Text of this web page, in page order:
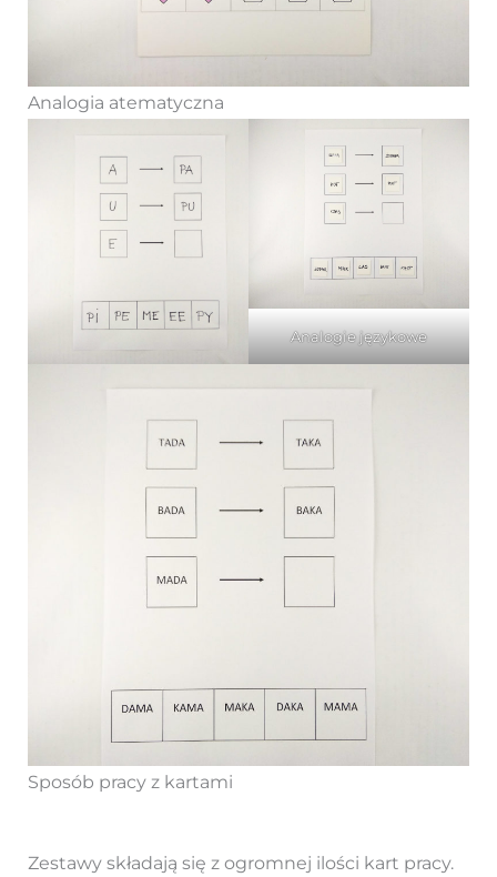
Analogia atematyczna
Analogie językowe
Sposób pracy z kartami
Zestawy składają się z ogromnej ilości kart pracy.